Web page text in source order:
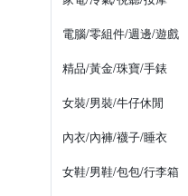
電腦/零組件/週邊/遊戲
精品/黃金/珠寶/手錶
女裝/男裝/牛仔休閒
內衣/內褲/襪子/睡衣
女鞋/男鞋/包包/行李箱